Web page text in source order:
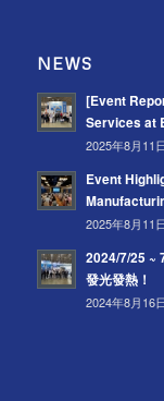
NEWS
[Event
Services at
2025年8月11
Event
2025年8月11
2024/7/25 ~
發光發熱！
2024年8月16